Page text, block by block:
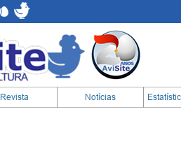
Revista Notícias